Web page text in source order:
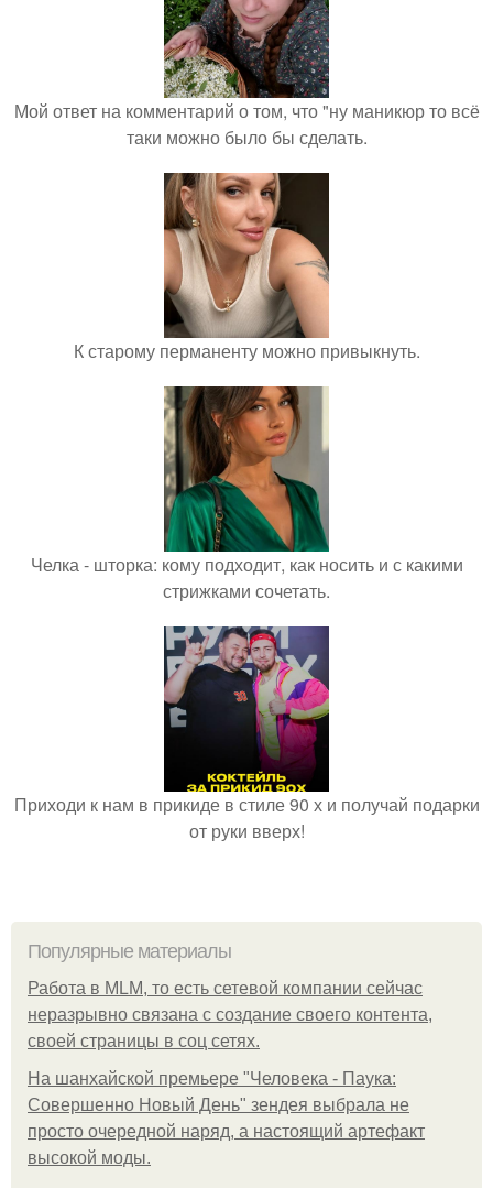
Мой ответ на комментарий о том, что "ну маникюр то всё
таки можно было бы сделать.
К старому перманенту можно привыкнуть.
Челка - шторка: кому подходит, как носить и с какими
стрижками сочетать.
Приходи к нам в прикиде в стиле 90 х и получай подарки
от руки вверх!
Популярные материалы
Работа в MLM, то есть сетевой компании сейчас
неразрывно связана с создание своего контента,
своей страницы в соц сетях.
На шанхайской премьере "Человека - Паука:
Совершенно Новый День" зендея выбрала не
просто очередной наряд, а настоящий артефакт
высокой моды.